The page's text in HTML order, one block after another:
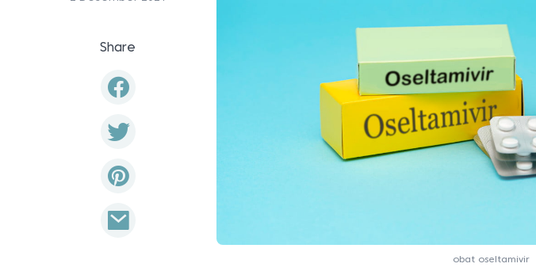
Share
obat oseltamivir